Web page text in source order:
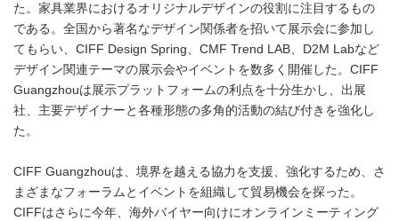
た。家具業界におけるオリジナルデザインの役割に注目するもの
である。全国から著名なデザイン関係者を招いて展示会に参加し
てもらい、CIFF Design Spring、CMF Trend LAB、D2M Labなど
デザイン関連テーマの展示会やイベントを数多く開催した。CIFF
Guangzhouは展示プラットフォームの利点を十分生かし、出展
社、主要デザイナーと各種形態の多角的活動の結び付きを強化し
た。
CIFF Guangzhouは、境界を越える協力を支援、強化するため、さ
まざまなフォーラムとイベントを組織して貿易機会を探った。
CIFFはさらに今年、海外バイヤー向けにオンラインミーティング